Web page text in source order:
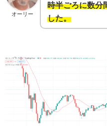
オーリー
時半ごろに数分
した。